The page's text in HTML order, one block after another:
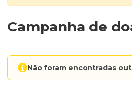
Campanha de
Não foram encontradas